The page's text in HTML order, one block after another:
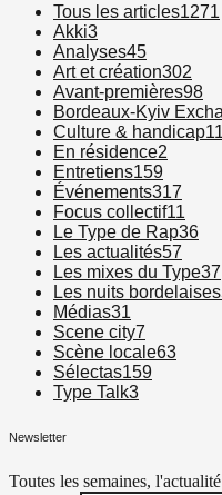
Tous les articles1271
Akki3
Analyses45
Art et création302
Avant-premières98
Bordeaux-Kyiv
Culture & handicap11
En résidence2
Entretiens159
Événements317
Focus collectif11
Le Type de Rap36
Les actualités57
Les mixes du Type37
Les nuits bordelaises
Médias31
Scene city7
Scène locale63
Sélectas159
Type Talk3
Newsletter
Toutes les semaines,